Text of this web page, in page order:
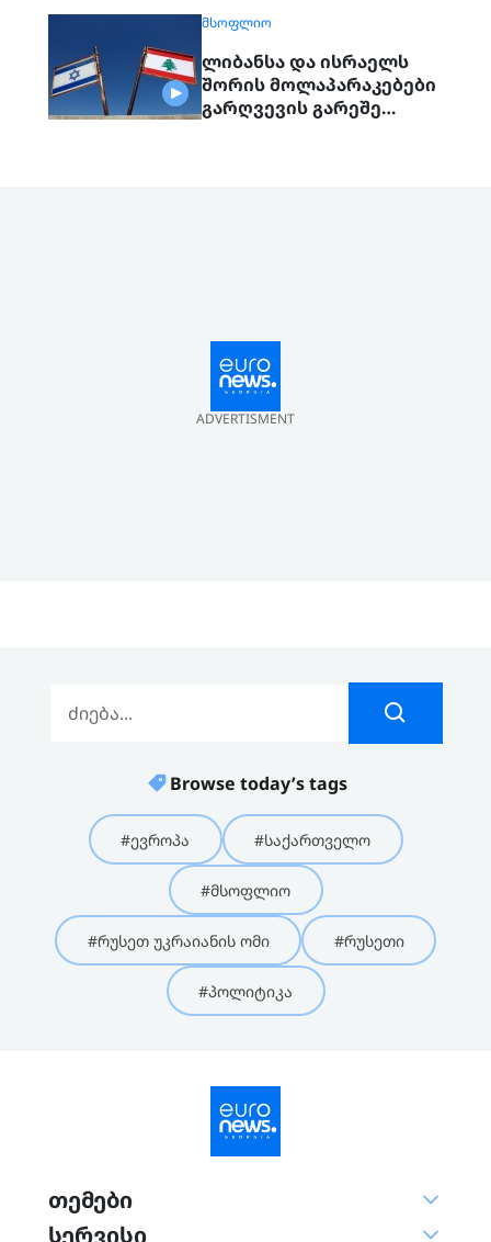
ᲛᲡᲝᲤᲚᲘᲝ
ლიბანსა და ისრაელს
შორის მოლაპარაკებები
გარღვევის გარეშე
ADVERTISMENT
Browse today’s tags
#ევროპა #საქართველო
#მსოფლიო
#რუსეთ უკრაიანის ომი #რუსეთი
#პოლიტიკა
თემები
სერვისი